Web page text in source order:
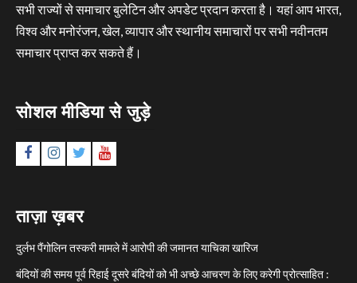
सभी राज्यों से समाचार बुलेटिन और अपडेट प्रदान करता है। यहां आप भारत,
विश्व और मनोरंजन, खेल, व्यापार और स्थानीय समाचारों पर सभी नवीनतम
समाचार प्राप्त कर सकते हैं।
सोशल मीडिया से जुड़े
FacebookInstagram
TwitterYouTube
ताज़ा ख़बर
दुर्लभ पैंगोलिन तस्करी मामले में आरोपी की जमानत याचिका खारिज
बंदियों की समय पूर्व रिहाई दूसरे बंदियों को भी अच्छे आचरण के लिए करेगी प्रोत्साहित :